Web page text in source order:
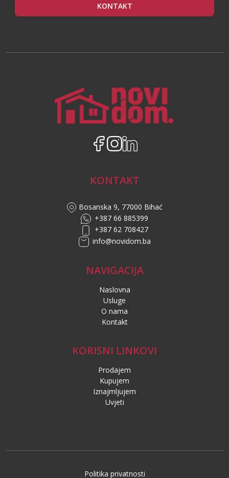
KONTAKT
KONTAKT
Bosanska 9, 77000 Bihać
+387 66 885399
+387 62 708427
info@novidom.ba
NAVIGACIJA
Naslovna
Usluge
O nama
Kontakt
KORISNI LINKOVI
Prodajem
Kupujem
Iznajmljujem
Uvjeti
Politika privatnosti